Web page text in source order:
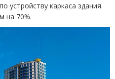
устройству каркаса здания.
на 70%.